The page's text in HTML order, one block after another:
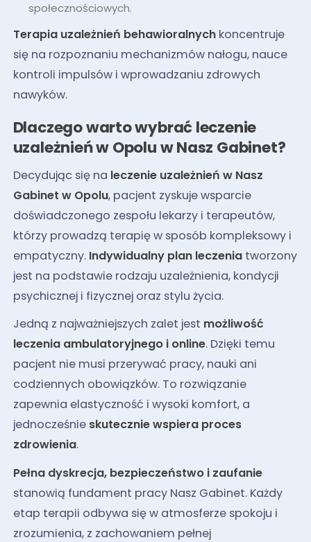
społecznościowych.
Terapia uzależnień behawioralnychkoncentruje
się na rozpoznaniu mechanizmów nałogu, nauce
kontroli impulsów i wprowadzaniu zdrowych
nawyków.
Dlaczego warto wybrać leczenie
uzależnień w Opolu w Nasz Gabinet?
Decydując się na leczenie uzależnień w Nasz
Gabinet w Opolu, pacjent zyskuje wsparcie
doświadczonego zespołu lekarzy i terapeutów,
którzy prowadzą terapię w sposób kompleksowy i
empatyczny. Indywidualny plan leczeniatworzony
jest na podstawie rodzaju uzależnienia, kondycji
psychicznej i fizycznej oraz stylu życia.
Jedną z najważniejszych zalet jest możliwość
leczenia ambulatoryjnego i online. Dzięki temu
pacjent nie musi przerywać pracy, nauki ani
codziennych obowiązków. To rozwiązanie
zapewnia elastyczność i wysoki komfort, a
jednocześnie skutecznie wspiera proces
zdrowienia.
Pełna dyskrecja, bezpieczeństwo i zaufanie
stanowią fundament pracy Nasz Gabinet. Każdy
etap terapii odbywa się w atmosferze spokoju i
zrozumienia, z zachowaniem pełnej